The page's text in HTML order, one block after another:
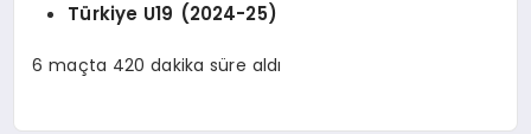
Türkiye U19 (2024-25)
6 maçta 420 dakika süre aldı